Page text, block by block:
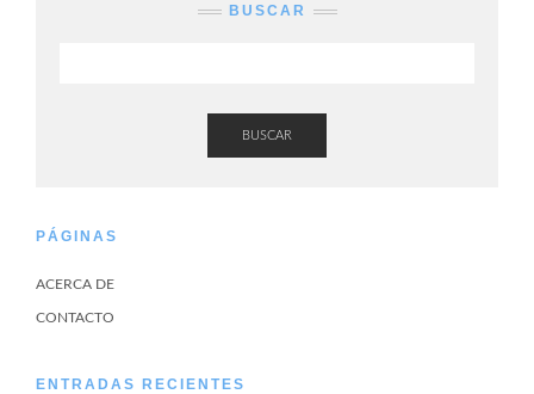
BUSCAR
BUSCAR
PÁGINAS
ACERCA DE
CONTACTO
ENTRADAS RECIENTES